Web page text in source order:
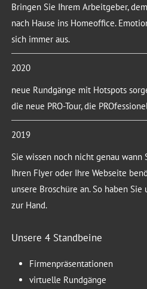
Bringen Sie Ihrem Arbeitgeber,
nach Hause ins Homeoffice.
sich immer aus.
2020
neue Rundgänge mit Hotspots
die neue PRO-Tour, die
2019
Sie wissen noch nicht genau wann
Ihren Flyer oder Ihre Webseite
unsere Broschüre an. So haben
zur Hand.
Unsere 4 Standbeine
Firmenpräsentationen
virtuelle Rundgänge